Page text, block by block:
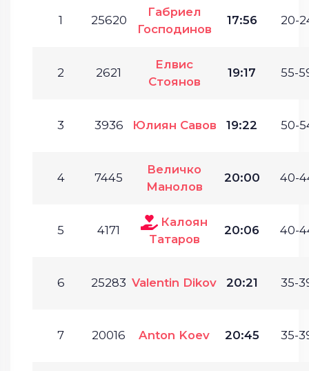
1 25620
Габриел
Господинов
17:56 20-
2 2621
Елвис
Стоянов
19:17 55-
3 3936 Юлиян Савов 19:22 50-
4 7445
Величко
Манолов
20:00 40-
5 4171
Калоян
Татаров
20:06 40-
6 25283 Valentin Dikov 20:21 35-
7 20016 Anton Koev 20:45 35-